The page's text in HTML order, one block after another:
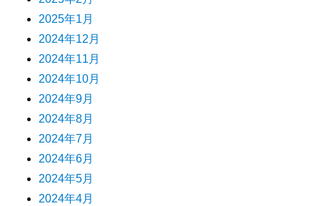
2025年1月
2024年12月
2024年11月
2024年10月
2024年9月
2024年8月
2024年7月
2024年6月
2024年5月
2024年4月